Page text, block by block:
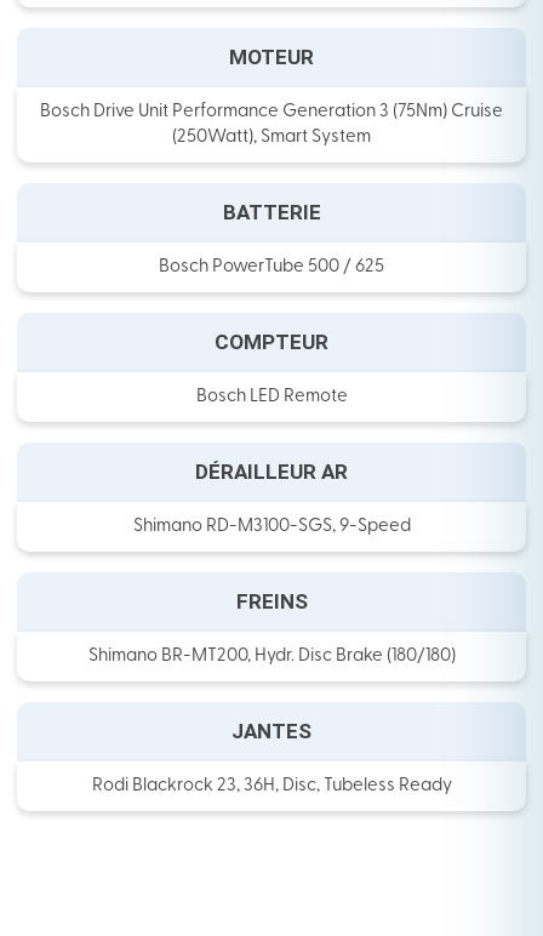
MOTEUR
Bosch Drive Unit Performance Generation 3 (75Nm) Cruise
(250Watt), Smart System
BATTERIE
Bosch PowerTube 500 / 625
COMPTEUR
Bosch LED Remote
DÉRAILLEUR AR
Shimano RD-M3100-SGS, 9-Speed
FREINS
Shimano BR-MT200, Hydr. Disc Brake (180/180)
JANTES
Rodi Blackrock 23, 36H, Disc, Tubeless Ready